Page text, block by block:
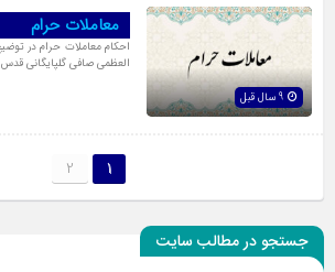
معاملات حرام
احکام معاملات حرام در
العظمی صافی گلپایگانی
1
2
جستجو در مطالب سایت